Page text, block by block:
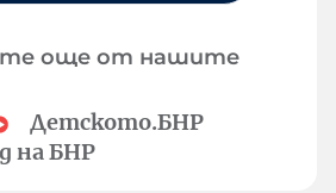
още от нашите
Детското.БНР
на БНР